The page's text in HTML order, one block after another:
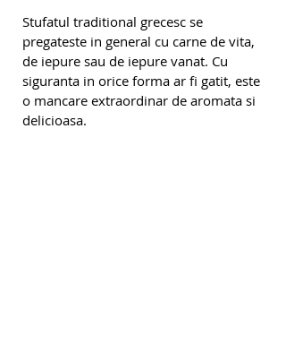
Stufatul traditional grecesc se
pregateste in general cu carne de vita,
de iepure sau de iepure vanat. Cu
siguranta in orice forma ar fi gatit, este
o mancare extraordinar de aromata si
delicioasa.